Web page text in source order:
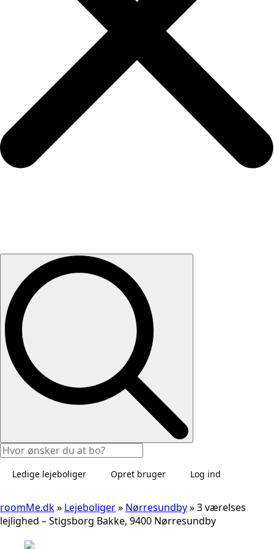
Ledige lejeboliger Opret bruger Log ind
roomMe.dk» Lejeboliger» Nørresundby»3 værelses
lejlighed – Stigsborg Bakke, 9400 Nørresundby